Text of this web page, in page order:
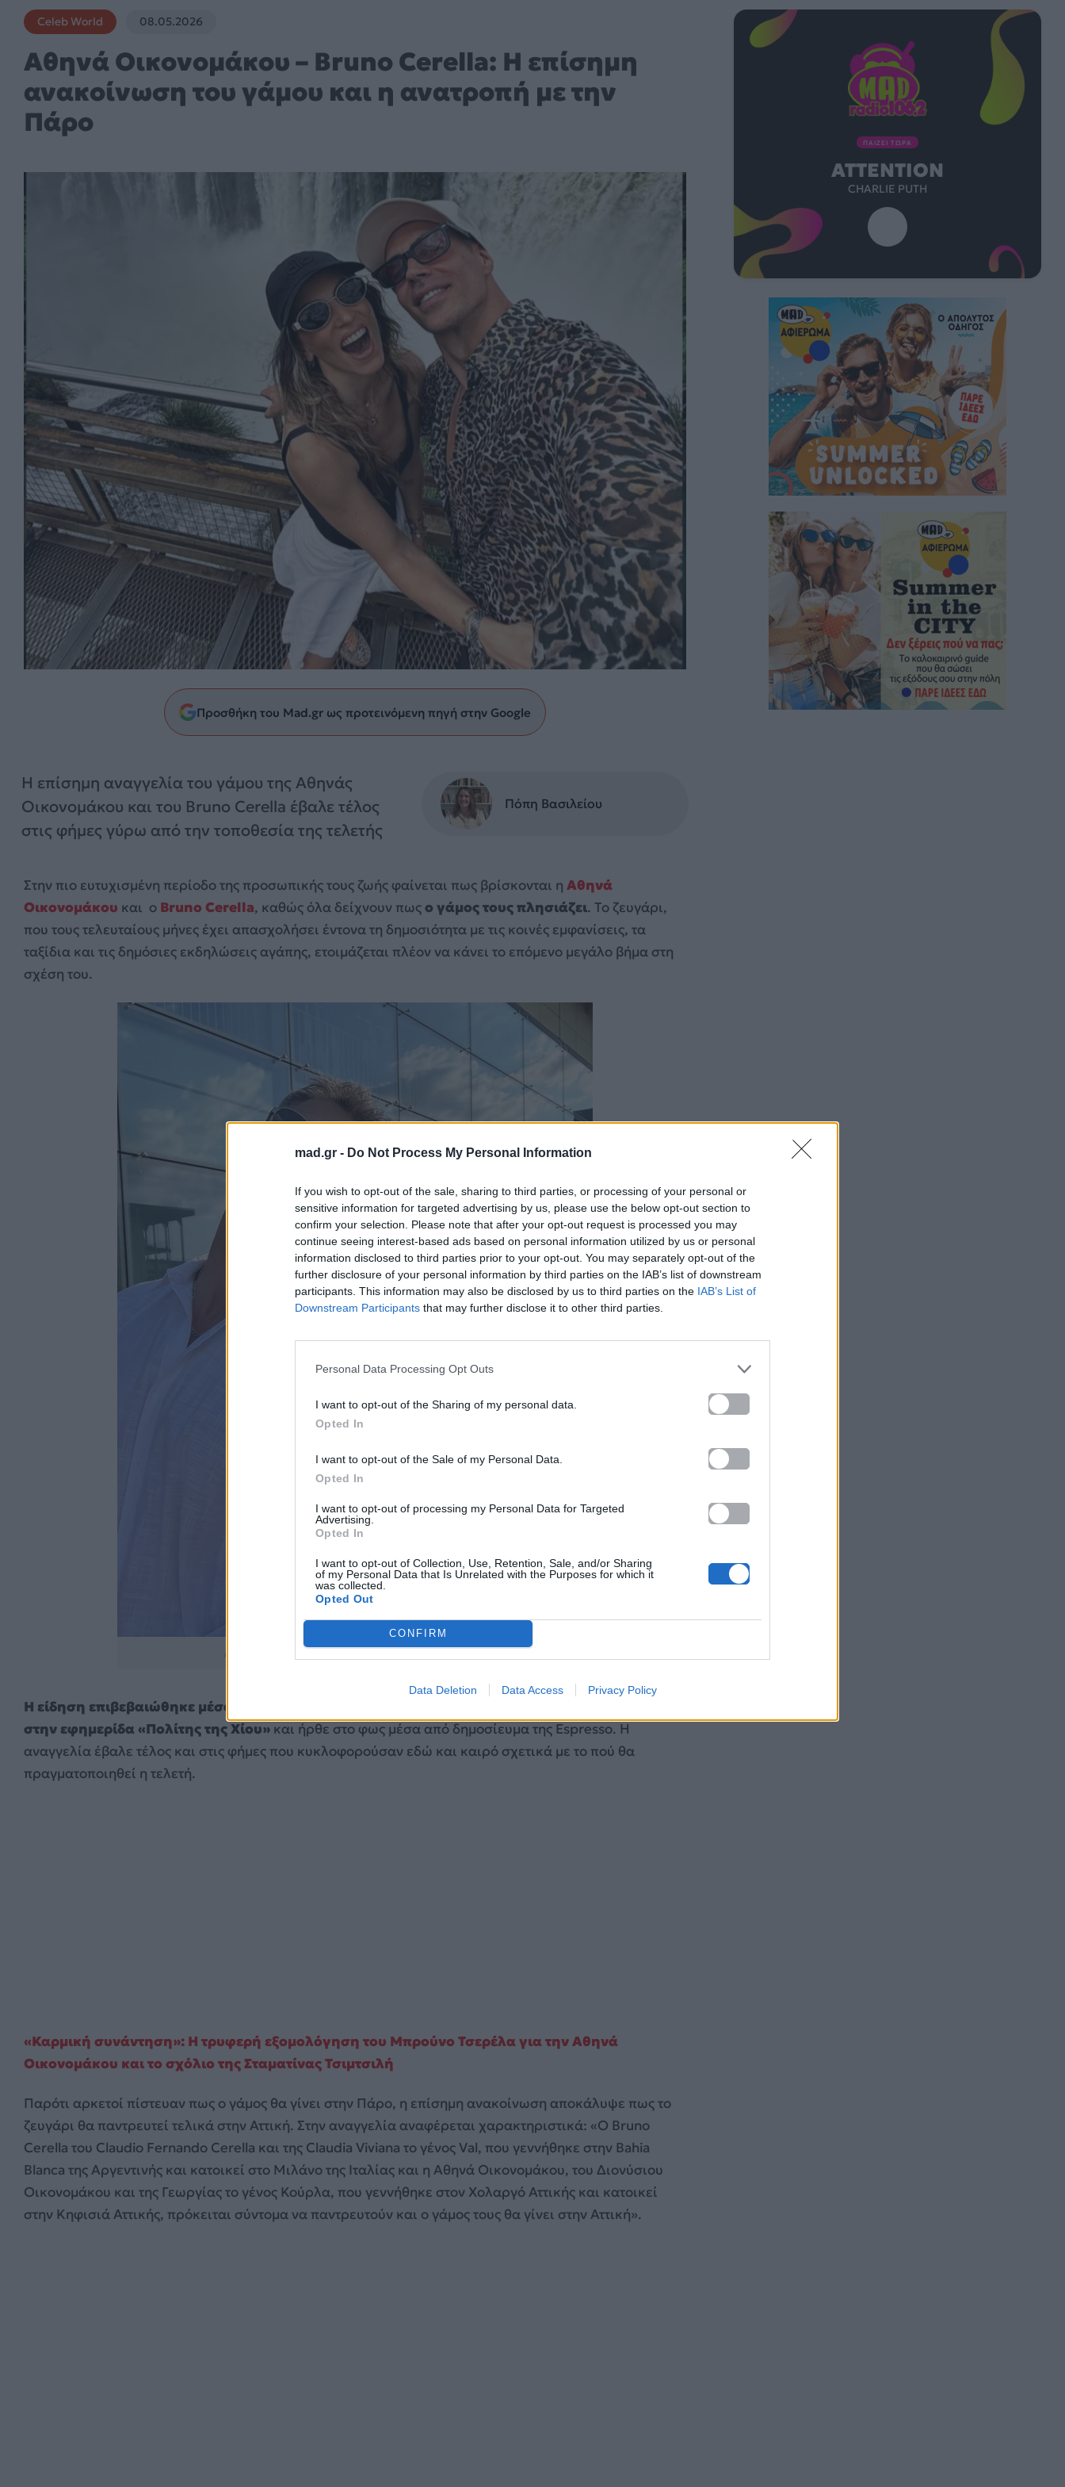
mad.gr - Do Not Process My Personal Information
If you wish to opt-out of the sale, sharing to third parties, or processing of your personal or
sensitive information for targeted advertising by us, please use the below opt-out section to
confirm your selection. Please note that after your opt-out request is processed you may
continue seeing interest-based ads based on personal information utilized by us or personal
information disclosed to third parties prior to your opt-out. You may separately opt-out of the
further disclosure of your personal information by third parties on the IAB’s list of downstream
participants. This information may also be disclosed by us to third parties on the IAB’s List of
Downstream Participants that may further disclose it to other third parties.
Personal Data Processing Opt Outs
I want to opt-out of the Sharing of my personal data.
Opted In
I want to opt-out of the Sale of my Personal Data.
Opted In
I want to opt-out of processing my Personal Data for Targeted
Advertising.
Opted In
I want to opt-out of Collection, Use, Retention, Sale, and/or Sharing
of my Personal Data that Is Unrelated with the Purposes for which it
was collected.
Opted Out
CONFIRM
Data Deletion Data Access Privacy Policy
Celeb World 08.05.2026
Αθηνά Οικονομάκου – Bruno Cerella: Η επίσημη
ανακοίνωση του γάμου και η ανατροπή με την
Πάρο
Προσθήκη του Mad.gr ως προτεινόμενη πηγή στην Google
Η επίσημη αναγγελία του γάμου της Αθηνάς
Οικονομάκου και του Bruno Cerella έβαλε τέλος
στις φήμες γύρω από την τοποθεσία της τελετής
Πόπη Βασιλείου
Στην πιο ευτυχισμένη περίοδο της προσωπικής τους ζωής φαίνεται πως βρίσκονται η Αθηνά
Οικονομάκου και ο Bruno Cerella, καθώς όλα δείχνουν πωςο γάμος τους πλησιάζει. Το ζευγάρι,
που τους τελευταίους μήνες έχει απασχολήσει έντονα τη δημοσιότητα με τις κοινές εμφανίσεις, τα
ταξίδια και τις δημόσιες εκδηλώσεις αγάπης, ετοιμάζεται πλέον να κάνει το επόμενο μεγάλο βήμα στη
σχέση του.
https://www.instagram.com/brunocerella.30/
Η είδηση επιβεβαιώθηκε μέσα από την επίσημη αναγγελία γάμου τους, η οποία δημοσιεύτηκε
στην εφημερίδα «Πολίτης της Χίου» και ήρθε στο φως μέσα από δημοσίευμα της Espresso. Η
αναγγελία έβαλε τέλος και στις φήμες που κυκλοφορούσαν εδώ και καιρό σχετικά με το πού θα
πραγματοποιηθεί η τελετή.
«Καρμική συνάντηση»: Η τρυφερή εξομολόγηση του Μπρούνο Τσερέλα για την Αθηνά
Οικονομάκου και το σχόλιο της Σταματίνας Τσιμτσιλή
Παρότι αρκετοί πίστευαν πως ο γάμος θα γίνει στην Πάρο, η επίσημη ανακοίνωση αποκάλυψε πως το
ζευγάρι θα παντρευτεί τελικά στην Αττική. Στην αναγγελία αναφέρεται χαρακτηριστικά: «Ο Bruno
Cerella του Claudio Fernando Cerella και της Claudia Viviana το γένος Val, που γεννήθηκε στην Bahia
Blanca της Αργεντινής και κατοικεί στο Μιλάνο της Ιταλίας και η Αθηνά Οικονομάκου, του Διονύσιου
Οικονομάκου και της Γεωργίας το γένος Κούρλα, που γεννήθηκε στον Χολαργό Αττικής και κατοικεί
στην Κηφισιά Αττικής, πρόκειται σύντομα να παντρευτούν και ο γάμος τους θα γίνει στην Αττική».
ΠΑΙΖΕΙ ΤΩΡΑ
ATTENTION
CHARLIE PUTH